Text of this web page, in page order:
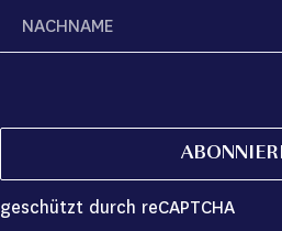
geschützt durch reCAPTCHA